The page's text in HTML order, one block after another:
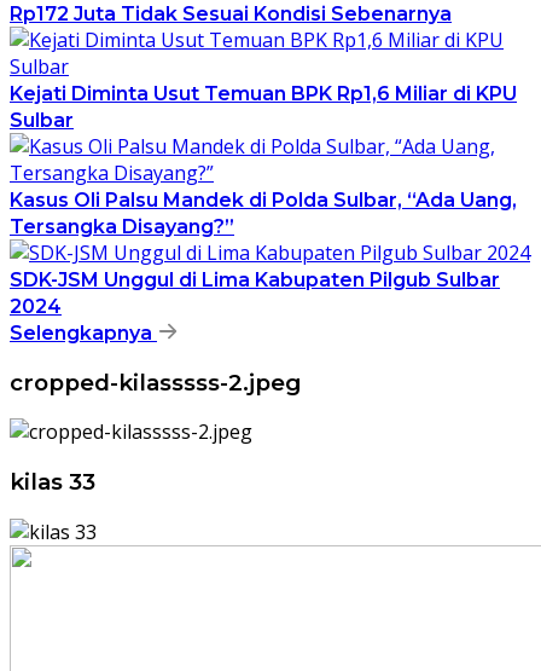
Rp172 Juta Tidak Sesuai Kondisi Sebenarnya
Kejati Diminta Usut Temuan BPK Rp1,6 Miliar di KPU
Sulbar
Kasus Oli Palsu Mandek di Polda Sulbar, “Ada Uang,
Tersangka Disayang?”
SDK-JSM Unggul di Lima Kabupaten Pilgub Sulbar
2024
Selengkapnya
cropped-kilasssss-2.jpeg
kilas 33